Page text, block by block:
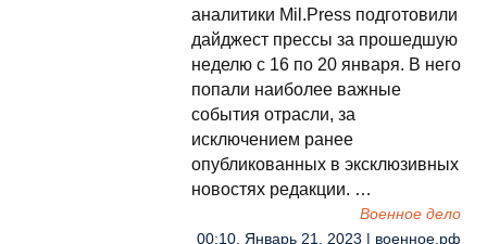
аналитики Mil.Press подготовили
дайджест прессы за прошедшую
неделю с 16 по 20 января. В него
попали наиболее важные
события отрасли, за
исключением ранее
опубликованных в эксклюзивных
новостях редакции. …
Военное дело
00:10, Январь 21, 2023 | военное.рф